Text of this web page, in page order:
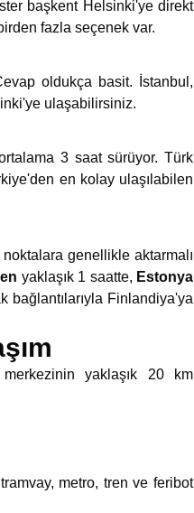
başkent Helsinki'ye direkt
fazla seçenek var.
oldukça basit. İstanbul,
ulaşabilirsiniz.
3 saat sürüyor. Türk
en kolay ulaşılabilen
genellikle aktarmalı
yaklaşık 1 saatte, Estonya
bağlantılarıyla Finlandiya'ya
yaklaşık 20 km
metro, tren ve feribot